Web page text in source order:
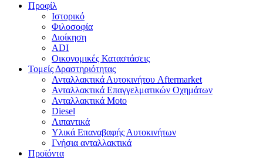
Προφίλ
Ιστορικό
Φιλοσοφία
Διοίκηση
ADI
Οικονομικές Καταστάσεις
Τομείς Δραστηριότητας
Ανταλλακτικά Αυτοκινήτου Aftermarket
Ανταλλακτικά Επαγγελματικών Οχημάτων
Ανταλλακτικά Moto
Diesel
Λιπαντικά
Υλικά Επαναβαφής Αυτοκινήτων
Γνήσια ανταλλακτικά
Προϊόντα